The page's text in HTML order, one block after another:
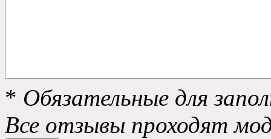
* Обязательные для
Все отзывы проходят